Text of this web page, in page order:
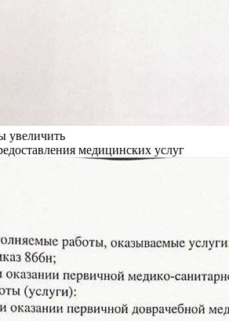
увеличить
медицинских услуг